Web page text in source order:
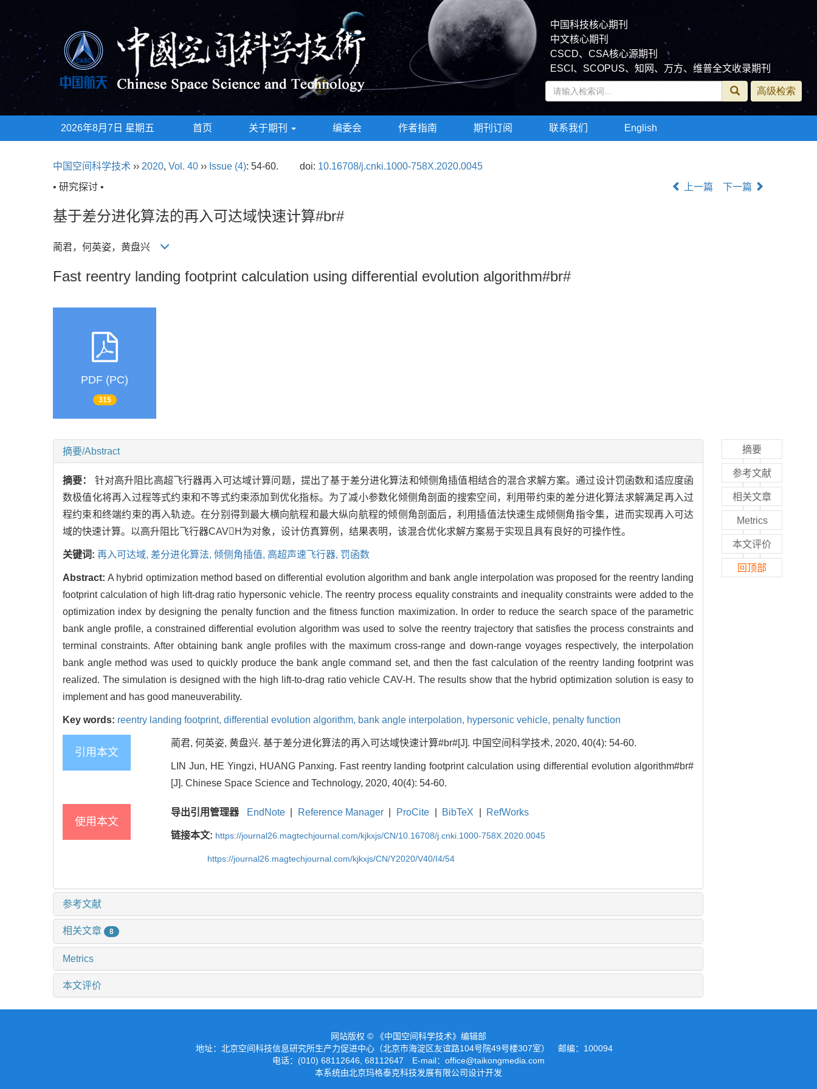
中国科技核心期刊
中文核心期刊
CSCD、CSA核心源期刊
ESCI、SCOPUS、知网、万方、维普全文收录期刊
2026年8月7日 星期五 首页 关于期刊 编委会 作者指南 期刊订阅 联系我们 English
中国空间科学技术 ›› 2020, Vol. 40 ›› Issue (4): 54-60. doi: 10.16708/j.cnki.1000-758X.2020.0045
• 研究探讨 •
上一篇 下一篇
基于差分进化算法的再入可达域快速计算#br#
蔺君，何英姿，黄盘兴
Fast reentry landing footprint calculation using differential evolution algorithm#br#
PDF (PC)
315
摘要/Abstract
摘要： 针对高升阻比高超飞行器再入可达域计算问题，提出了基于差分进化算法和倾侧角插值相结合的混合求解方案。通过设计罚函数和适应度函
数极值化将再入过程等式约束和不等式约束添加到优化指标。为了减小参数化倾侧角剖面的搜索空间，利用带约束的差分进化算法求解满足再入过
程约束和终端约束的再入轨迹。在分别得到最大横向航程和最大纵向航程的倾侧角剖面后，利用插值法快速生成倾侧角指令集，进而实现再入可达
域的快速计算。以高升阻比飞行器CAVH为对象，设计仿真算例，结果表明，该混合优化求解方案易于实现且具有良好的可操作性。
关键词: 再入可达域, 差分进化算法, 倾侧角插值, 高超声速飞行器, 罚函数
Abstract:A hybrid optimization method based on differential evolution algorithm and bank angle interpolation was proposed for the reentry landing
footprint calculation of high lift-drag ratio hypersonic vehicle. The reentry process equality constraints and inequality constraints were added to the
optimization index by designing the penalty function and the fitness function maximization. In order to reduce the search space of the parametric
bank angle profile, a constrained differential evolution algorithm was used to solve the reentry trajectory that satisfies the process constraints and
terminal constraints. After obtaining bank angle profiles with the maximum cross-range and down-range voyages respectively, the interpolation
bank angle method was used to quickly produce the bank angle command set, and then the fast calculation of the reentry landing footprint was
realized. The simulation is designed with the high lift-to-drag ratio vehicle CAV-H. The results show that the hybrid optimization solution is easy to
implement and has good maneuverability.
Key words: reentry landing footprint, differential evolution algorithm, bank angle interpolation, hypersonic vehicle, penalty function
引用本文
蔺君, 何英姿, 黄盘兴. 基于差分进化算法的再入可达域快速计算#br#[J]. 中国空间科学技术, 2020, 40(4): 54-60.
LIN Jun, HE Yingzi, HUANG Panxing. Fast reentry landing footprint calculation using differential evolution algorithm#br#
[J]. Chinese Space Science and Technology, 2020, 40(4): 54-60.
使用本文
导出引用管理器 EndNote Reference Manager ProCite BibTeX RefWorks
链接本文: https://journal26.magtechjournal.com/kjkxjs/CN/10.16708/j.cnki.1000-758X.2020.0045
https://journal26.magtechjournal.com/kjkxjs/CN/Y2020/V40/I4/54
参考文献
相关文章 8
Metrics
本文评价
摘要
参考文献
相关文章
Metrics
本文评价
回顶部
网站版权 © 《中国空间科学技术》编辑部
地址：北京空间科技信息研究所生产力促进中心（北京市海淀区友谊路104号院49号楼307室） 邮编：100094
电话：(010) 68112646, 68112647 E-mail：office@taikongmedia.com
本系统由北京玛格泰克科技发展有限公司设计开发